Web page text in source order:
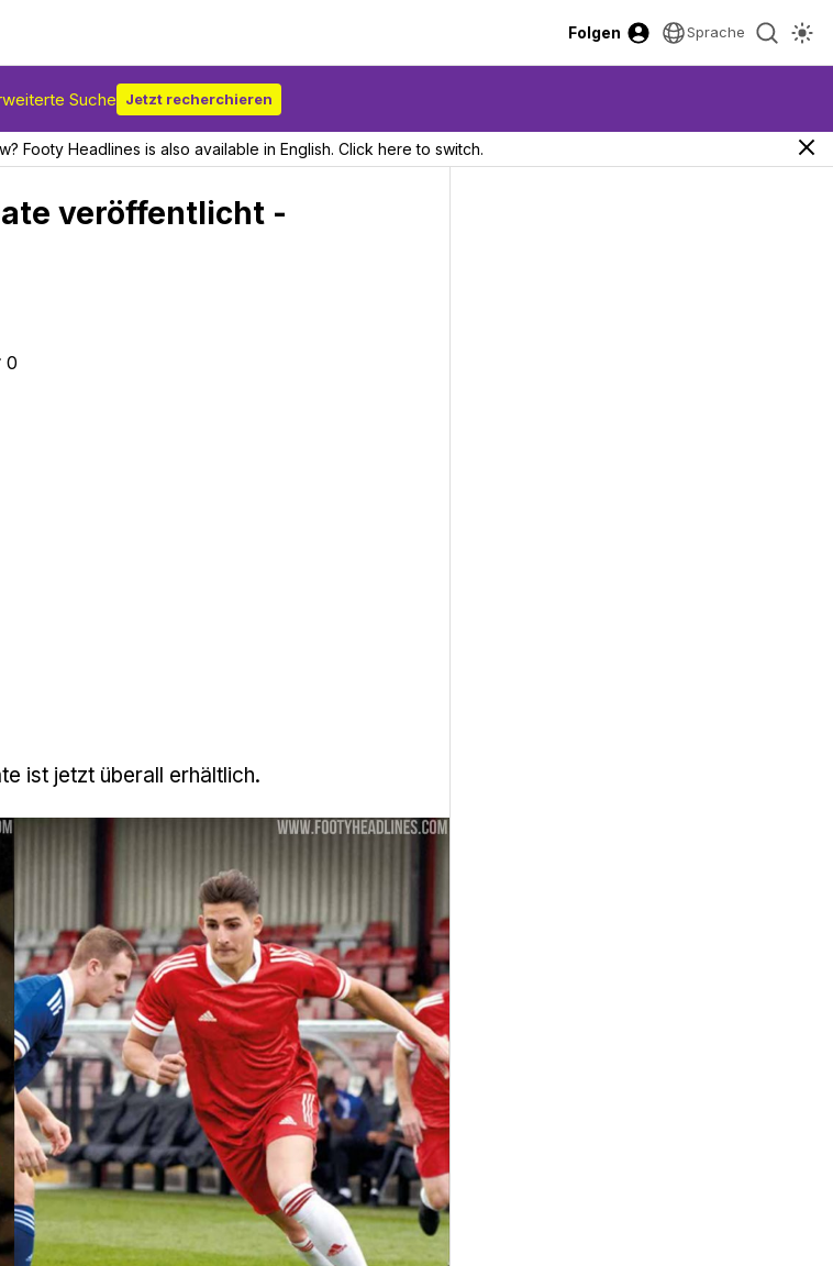
Folgen Sprache
Suche Jetzt recherchieren
Footy Headlines is also available in English. Click here to switch.
veröffentlicht -
0
ist jetzt überall erhältlich.